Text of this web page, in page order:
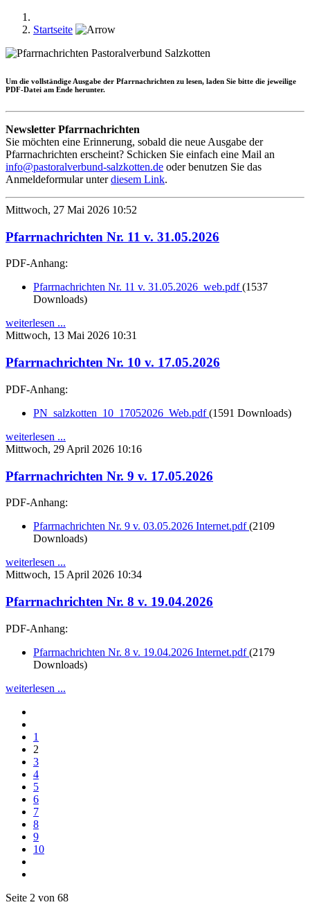
Startseite
Um die vollständige Ausgabe der Pfarrnachrichten zu lesen, laden Sie bitte die jeweilige
PDF-Datei am Ende herunter.
Newsletter Pfarrnachrichten
Sie möchten eine Erinnerung, sobald die neue Ausgabe der
Pfarrnachrichten erscheint? Schicken Sie einfach eine Mail an
info@pastoralverbund-salzkotten.de oder benutzen Sie das
Anmeldeformular unterdiesem Link.
Mittwoch, 27 Mai 2026 10:52
Pfarrnachrichten Nr. 11 v. 31.05.2026
PDF-Anhang:
Pfarrnachrichten Nr. 11 v. 31.05.2026_web.pdf(1537
Downloads)
weiterlesen ...
Mittwoch, 13 Mai 2026 10:31
Pfarrnachrichten Nr. 10 v. 17.05.2026
PDF-Anhang:
PN_salzkotten_10_17052026_Web.pdf(1591 Downloads)
weiterlesen ...
Mittwoch, 29 April 2026 10:16
Pfarrnachrichten Nr. 9 v. 17.05.2026
PDF-Anhang:
Pfarrnachrichten Nr. 9 v. 03.05.2026 Internet.pdf(2109
Downloads)
weiterlesen ...
Mittwoch, 15 April 2026 10:34
Pfarrnachrichten Nr. 8 v. 19.04.2026
PDF-Anhang:
Pfarrnachrichten Nr. 8 v. 19.04.2026 Internet.pdf(2179
Downloads)
weiterlesen ...
1
2
3
4
5
6
7
8
9
10
Seite 2 von 68